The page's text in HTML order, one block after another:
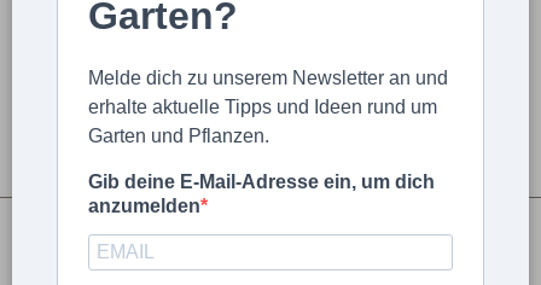
Warum du mit fertigen Pflanzplänen für deinen
Garten nicht glücklich wirst
Natalie Bauer
Garten?
Melde dich zu unserem Newsletter an und
erhalte aktuelle Tipps und Ideen rund um
Garten und Pflanzen.
Gib deine E-Mail-Adresse ein, um dich
anzumelden